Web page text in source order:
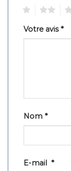
Votre avis*
Nom *
E-mail *